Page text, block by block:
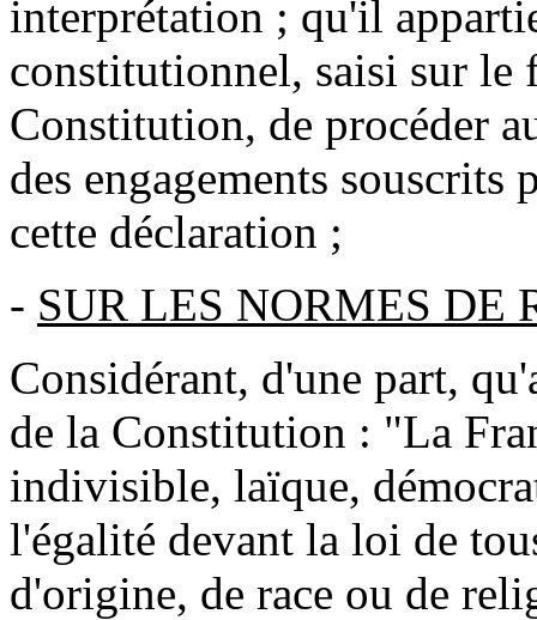
interprétation ; qu'il
constitutionnel, saisi sur le
Constitution, de procéder
des engagements souscrits
cette déclaration ;
- SUR LES NORMES DE
Considérant, d'une part,
de la Constitution : "La
indivisible, laïque,
l'égalité devant la loi de
d'origine, de race ou de